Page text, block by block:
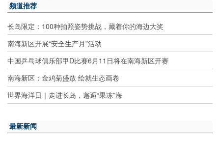
频道推荐
长岛限定：100种拍照姿势挑战，藏着你的海边大奖
南海新区开展“安全生产月”活动
中国乒乓球俱乐部甲D比赛6月11日将在南海新区开赛
南海新区：金鸡菊盛放 绘就生态画卷
世界海洋日｜走进长岛，邂逅“果冻”海
最新新闻